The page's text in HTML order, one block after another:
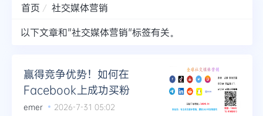
首页
社交媒体营销
以下文章和"社交媒体营销"标签有关。
赢得竞争优势！如何在
Facebook上成功买粉
emer 2026-7-31 05:02